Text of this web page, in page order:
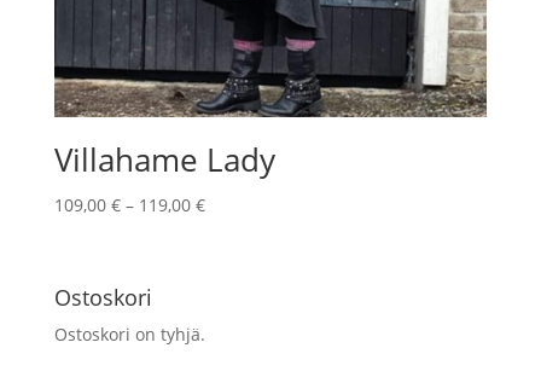
Villahame Lady
109,00 € – 119,00 €Hintaluokka:
Ostoskori
Ostoskori on tyhjä.